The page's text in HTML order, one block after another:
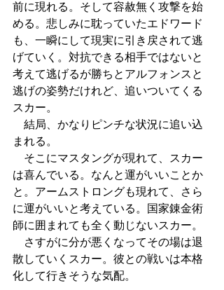
前に現れる。そして容赦無く攻撃を始
める。悲しみに耽っていたエドワード
も、一瞬にして現実に引き戻されて逃
げていく。対抗できる相手ではないと
考えて逃げるが勝ちとアルフォンスと
逃げの姿勢だけれど、追いついてくる
スカー。
結局、かなりピンチな状況に追い込
まれる。
そこにマスタングが現れて、スカー
は喜んでいる。なんと運がいいことか
と。アームストロングも現れて、さら
に運がいいと考えている。国家錬金術
師に囲まれても全く動じないスカー。
さすがに分が悪くなってその場は退
散していくスカー。彼との戦いは本格
化して行きそうな気配。